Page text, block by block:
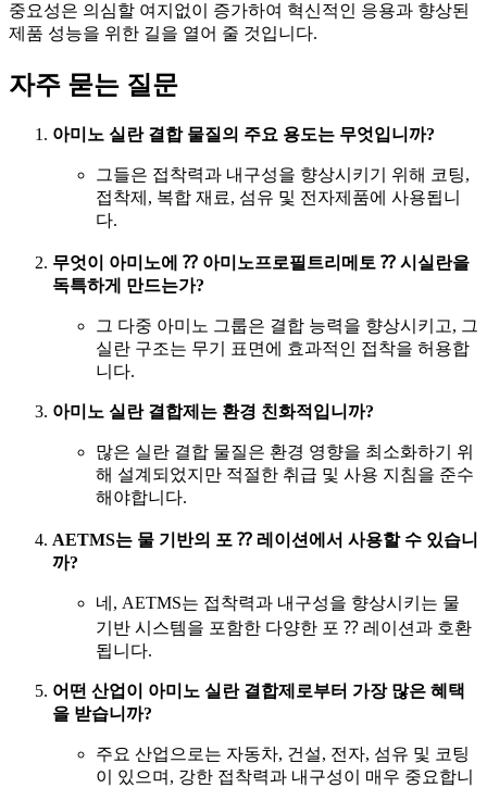
중요성은 의심할 여지없이 증가하여 혁신적인 응용과 향상된
제품 성능을 위한 길을 열어 줄 것입니다.
자주 묻는 질문
아미노 실란 결합 물질의 주요 용도는 무엇입니까?
그들은 접착력과 내구성을 향상시키기 위해 코팅,
접착제, 복합 재료, 섬유 및 전자제품에 사용됩니
다.
무엇이 아미노에 ⁇ 아미노프로필트리메토 ⁇ 시실란을
독특하게 만드는가?
그 다중 아미노 그룹은 결합 능력을 향상시키고, 그
실란 구조는 무기 표면에 효과적인 접착을 허용합
니다.
아미노 실란 결합제는 환경 친화적입니까?
많은 실란 결합 물질은 환경 영향을 최소화하기 위
해 설계되었지만 적절한 취급 및 사용 지침을 준수
해야합니다.
AETMS는 물 기반의 포 ⁇ 레이션에서 사용할 수 있습니
까?
네, AETMS는 접착력과 내구성을 향상시키는 물
기반 시스템을 포함한 다양한 포 ⁇ 레이션과 호환
됩니다.
어떤 산업이 아미노 실란 결합제로부터 가장 많은 혜택
을 받습니까?
주요 산업으로는 자동차, 건설, 전자, 섬유 및 코팅
이 있으며, 강한 접착력과 내구성이 매우 중요합니